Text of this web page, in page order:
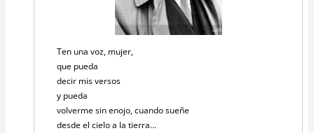
Ten una voz, mujer,
que pueda
decir mis versos
y pueda
volverme sin enojo, cuando sueñe
desde el cielo a la tierra...